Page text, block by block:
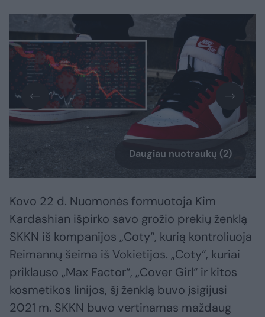
Daugiau nuotraukų (2)
Kovo 22 d. Nuomonės formuotoja Kim
Kardashian išpirko savo grožio prekių ženklą
SKKN iš kompanijos „Coty“, kurią kontroliuoja
Reimannų šeima iš Vokietijos. „Coty“, kuriai
priklauso „Max Factor“, „Cover Girl“ ir kitos
kosmetikos linijos, šį ženklą buvo įsigijusi
2021 m. SKKN buvo vertinamas maždaug